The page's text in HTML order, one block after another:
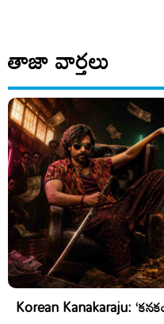
తాజా వార్తలు
Korean Kanakaraju: